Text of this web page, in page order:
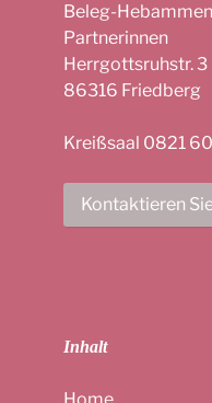
Beleg-
Partnerinnen
Herrgottsruhstr. 3
86316 Friedberg
Kreißsaal 0821
Kontaktieren
Inhalt